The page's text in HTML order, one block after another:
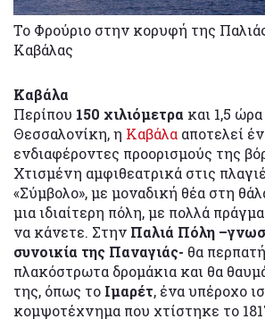
Το Φρούριο στην κορυφή της
Καβάλας
Καβάλα
Περίπου 150 χιλιόμετρα και 1,5
Θεσσαλονίκη, η Καβάλα αποτελεί
ενδιαφέροντες προορισμούς της
Χτισμένη αμφιθεατρικά στις
«Σύμβολο», με μοναδική θέα στη
μια ιδιαίτερη πόλη, με πολλά
να κάνετε. Στην Παλιά Πόλη
συνοικία της Παναγιάς- θα
πλακόστρωτα δρομάκια και θα
της, όπως το Ιμαρέτ, ένα υπέροχο
κομψοτέχνημα που χτίστηκε το